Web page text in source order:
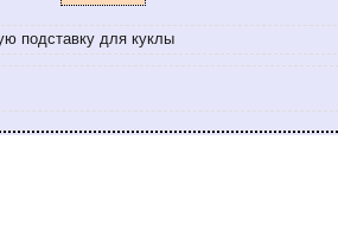
подставку для куклы